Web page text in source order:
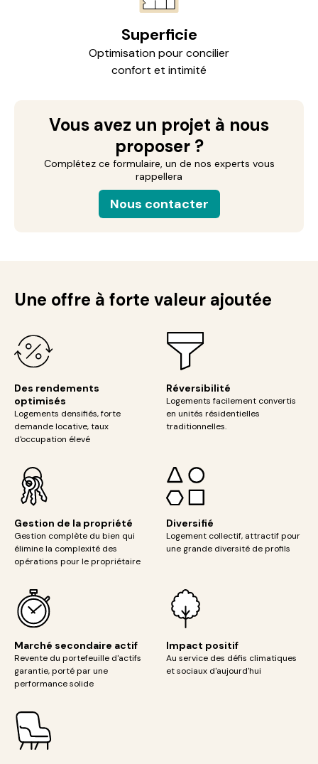
Superficie
Optimisation pour concilier
confort et intimité
Vous avez un projet à nous
proposer ?
Complétez ce formulaire, un de nos experts vous
rappellera
Nous contacter
Une offre à forte valeur ajoutée
Des rendements
optimisés
Logements densifiés, forte
demande locative, taux
d'occupation élevé
Réversibilité
Logements facilement convertis
en unités résidentielles
traditionnelles.
Gestion de la propriété
Gestion complète du bien qui
élimine la complexité des
opérations pour le propriétaire
Diversifié
Logement collectif, attractif pour
une grande diversité de profils
Marché secondaire actif
Revente du portefeuille d'actifs
garantie,porté par une
performance solide
Impact positif
Au service des défis climatiques
et sociaux d'aujourd'hui